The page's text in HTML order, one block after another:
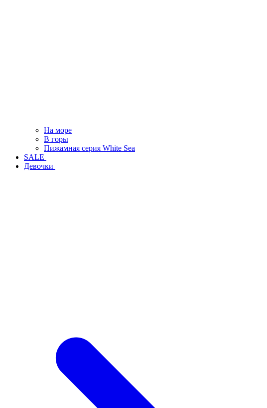
На море
В горы
Пижамная серия White Sea
SALE
Девочки